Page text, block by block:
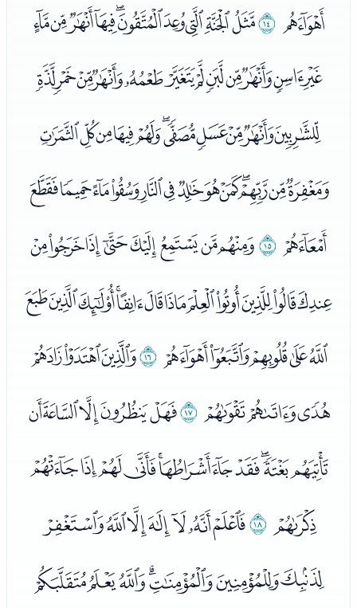
ﮄﮅﮆﮇﮈﮉﮊﮋﮌﮍﮎﮏ
ﮐﮑﮒﮓﮔﮕﮖﮗﮘﮙﮚﮛ
ﮜﮝﮞﮟﮠﮡﮢﮣﮤﮥﮦ
ﮧﮨﮩﮪﮫﮬﮭﮮﮯﮰﮱﯓﯔ
ﯕﯖﯗﯘﯙﯚﯛﯜﯝﯞ
ﯟﯠﯡﯢﯣﯤﯥﯦﯧﯨﯩﯪ
ﯫﯬﯭﯮﯯﯰﯱﯲﯳ
ﯴﯵﯶﯷﯸﯹﯺﯻﯼ
ﯽﯾﯿﰀﰁﰂﰃﰄﰅﰆﰇ
ﰈﰉﰊﰋﰌﰍﰎﰏﰐ
ﰑﰒﰓﰔﰕﰖﰗ